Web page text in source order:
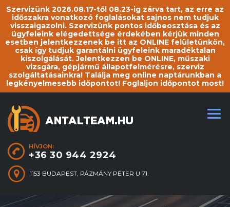
Szervizünk 2026.08.17-től 08.23-ig zárva tart, az erre az
időszakra vonatkozó foglalásokat sajnos nem tudjuk
visszaigazolni. Szervizünk pontos időbeosztása és az
ügyfeleink elégedettsége érdekében kérjük minden
esetben jelentkezzenek be itt az ONLINE felületünkön,
csak így tudjuk garantálni ügyfeleink maradéktalan
kiszolgálását. Jelentkezzen be ONLINE, műszaki
vizsgára, gépjármű állapotfelmérésre, szerviz
szolgáltatásainkra! Találja meg online naptárunkban a
legkényelmesebb időpontot! Foglaljon időpontot most!
HÍVJON:
+36 30 944 2924
1153 BUDAPEST, PÁZMÁNY PÉTER U 71.